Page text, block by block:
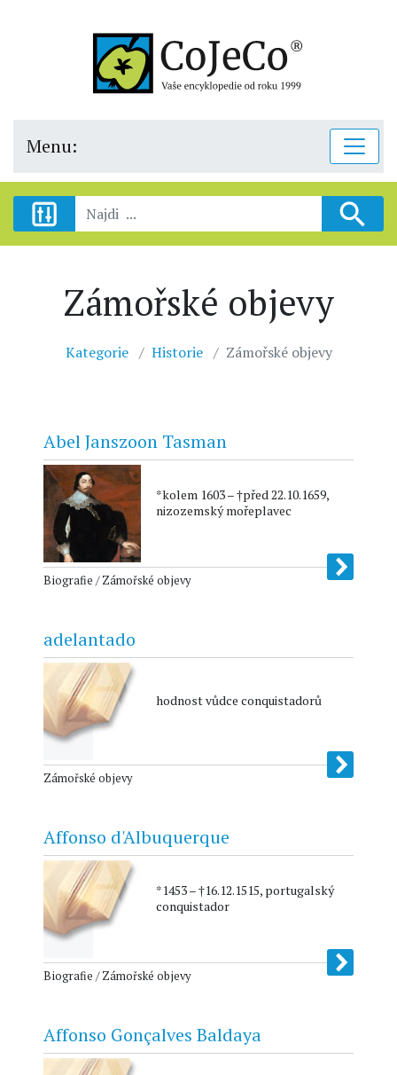
Menu:
Zámořské objevy
Kategorie Historie Zámořské objevy
Abel Janszoon Tasman
*kolem 1603 – †před 22.10.1659,
nizozemský mořeplavec
Biografie / Zámořské objevy
adelantado
hodnost vůdce conquistadorů
Zámořské objevy
Affonso d'Albuquerque
*1453 – †16.12.1515, portugalský
conquistador
Biografie / Zámořské objevy
Affonso Gonçalves Baldaya